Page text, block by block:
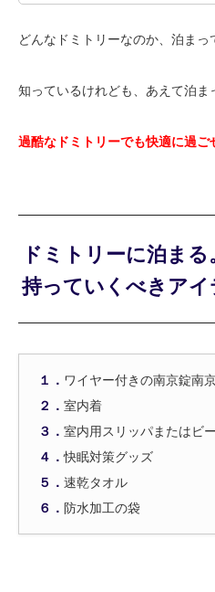
どんなドミトリーなのか、泊ま
知っているけれども、あえて泊ま
過酷なドミトリーでも快適に過
ドミトリーに泊まる
持っていくべきアイ
１． ワイヤー付きの南京錠南
２． 室内着
３． 室内用スリッパまたはビ
４．快眠対策グッズ
５． 速乾タオル
６． 防水加工の袋